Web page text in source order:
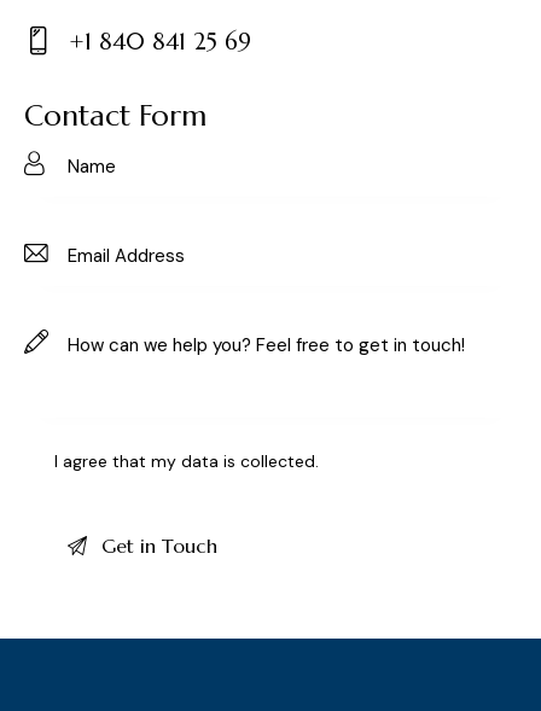
E-
m
on
e:
+1 840 841 25 69
Contact Form
I agree that my data iscollected.